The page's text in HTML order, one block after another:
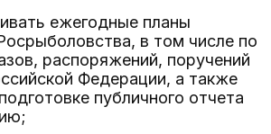
ежегодные планы
в том числе по
распоряжений, поручений
Федерации, а также
публичного отчета